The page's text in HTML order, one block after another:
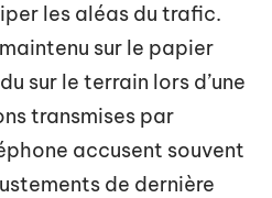
les aléas du trafic.
sur le papier
sur le terrain lors d’une
transmises par
accusent souvent
de dernière